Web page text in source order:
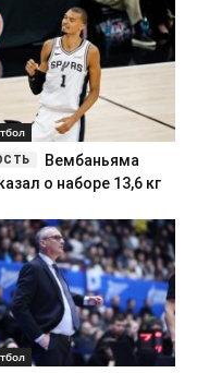
Вембаньяма
о наборе 13,6 кг